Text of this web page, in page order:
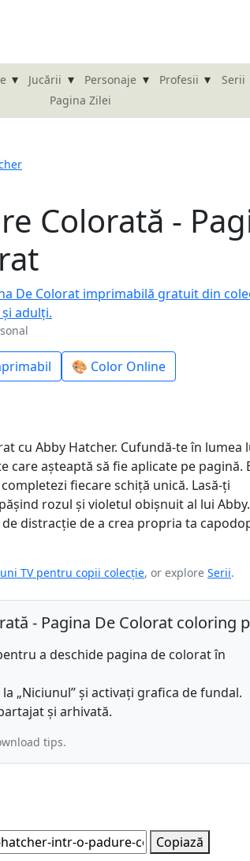
▾ Jucării ▾ Personaje ▾ Profesii ▾
Serii
Pagina Zilei
Colorată -
🎨 Color Online
cu Abby Hatcher. Cufundă-te în lumea
așteaptă să fie aplicate pe pagină.
fiecare schiță unică. Lasă-ți
rozul și violetul obișnuit al lui Abby.
distracție de a crea propria ta
TV pentru copii colecție, or explore Serii.
- Pagina De Colorat coloring
a deschide pagina de colorat în
„Niciunul” și activați grafica de fundal.
și arhivată.
tips.
Copiază